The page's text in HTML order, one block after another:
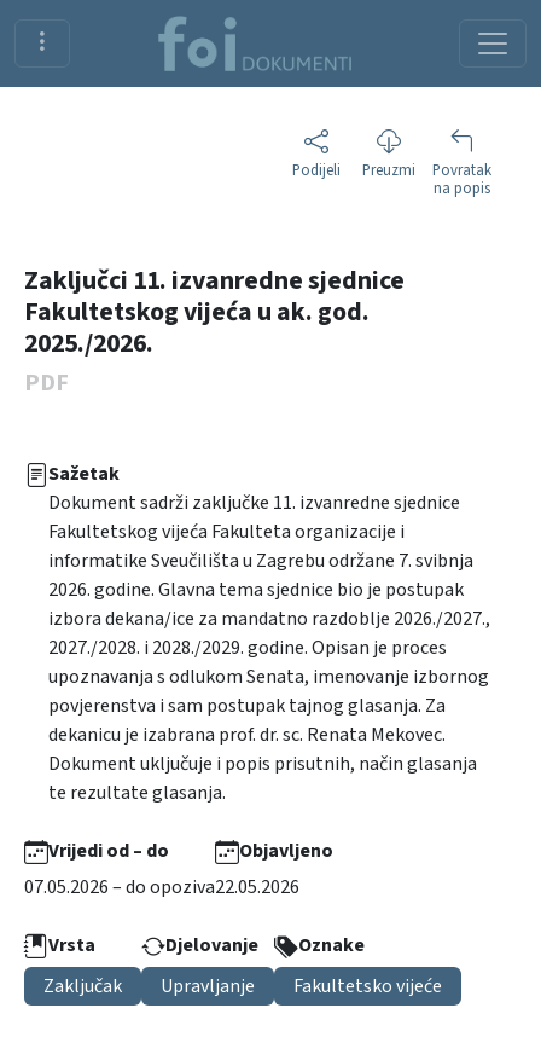
Podijeli Preuzmi
Povratak
na popis
Zaključci 11. izvanredne sjednice
Fakultetskog vijeća u ak. god.
2025./2026.
PDF
Sažetak
Dokument sadrži zaključke 11. izvanredne sjednice
Fakultetskog vijeća Fakulteta organizacije i
informatike Sveučilišta u Zagrebu održane 7. svibnja
2026. godine. Glavna tema sjednice bio je postupak
izbora dekana/ice za mandatno razdoblje 2026./2027.,
2027./2028. i 2028./2029. godine. Opisan je proces
upoznavanja s odlukom Senata, imenovanje izbornog
povjerenstva i sam postupak tajnog glasanja. Za
dekanicu je izabrana prof. dr. sc. Renata Mekovec.
Dokument uključuje i popis prisutnih, način glasanja
te rezultate glasanja.
Vrijedi od – do
07.05.2026 – do opoziva
Objavljeno
22.05.2026
Vrsta
Zaključak
Djelovanje
Upravljanje
Oznake
Fakultetsko vijeće